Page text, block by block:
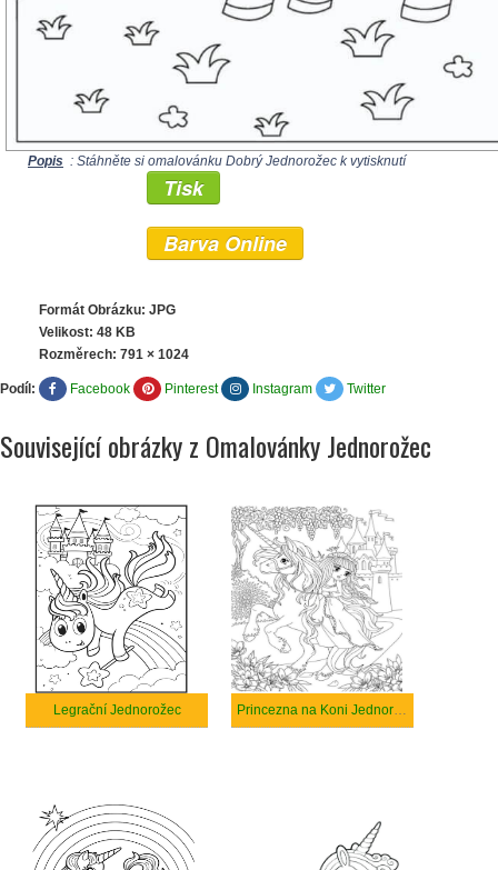
Popis : Stáhněte si omalovánku Dobrý Jednorožec k vytisknutí
Tisk
Barva Online
Formát Obrázku: JPG
Velikost: 48 KB
Rozměrech: 791 × 1024
Podíl: Facebook Pinterest Instagram Twitter
Související obrázky z Omalovánky Jednorožec
Legrační Jednorožec Princezna na Koni Jednorožec